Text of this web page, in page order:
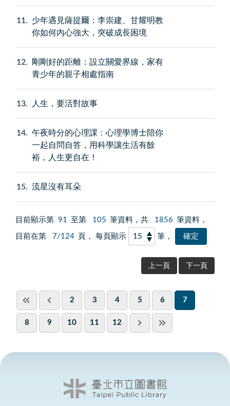
11
少年遇見薩提爾：李崇建、甘耀明教
你如何內心強大，突破成長困境
12
剛剛好的距離：設立關愛界線，家有
青少年的親子相處指南
13 人生，要活對故事
14
午夜時分的心理課：心理學博士陪你
一起自問自答，用科學讓生活有餘
裕，人生更自在！
15 流星沒有耳朵
目前顯示第 91 至第 105 筆資料，共 1856 筆資料，
目前在第 7/124 頁， 每頁顯示 筆，
上一頁 下一頁
2 3 4 5 6 7
8 9 10 11 12